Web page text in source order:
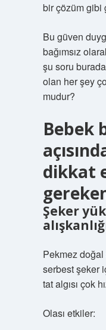
bir çözüm gibi
Bu güven
bağımsız
şu soru
olan her şey
mudur?
Bebek
dikkat
Şeker
Pekmez
serbest şeker
tat algısı çok
Olası etkiler: